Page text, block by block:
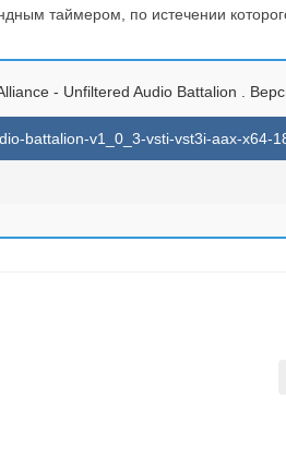
таймером, по истечении
- Unfiltered Audio Battalion .
battalion-v1_0_3-vsti-vst3i-aax-x64-